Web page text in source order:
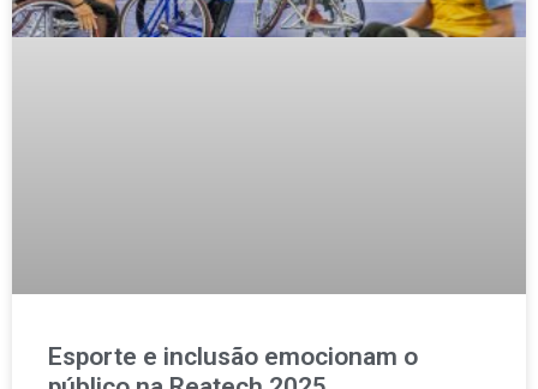
Esporte e inclusão emocionam o